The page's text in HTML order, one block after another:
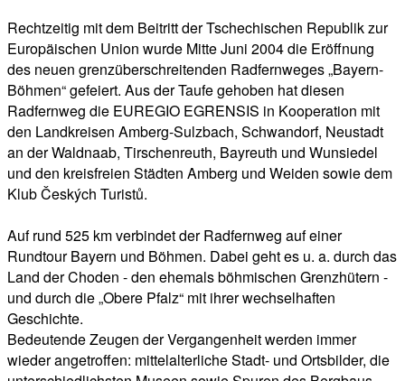
Rechtzeitig mit dem Beitritt der Tschechischen Republik zur
Europäischen Union wurde Mitte Juni 2004 die Eröffnung
des neuen grenzüberschreitenden Radfernweges „Bayern-
Böhmen“ gefeiert. Aus der Taufe gehoben hat diesen
Radfernweg die EUREGIO EGRENSIS in Kooperation mit
den Landkreisen Amberg-Sulzbach, Schwandorf, Neustadt
an der Waldnaab, Tirschenreuth, Bayreuth und Wunsiedel
und den kreisfreien Städten Amberg und Weiden sowie dem
Klub Českých Turistů.
Auf rund 525 km verbindet der Radfernweg auf einer
Rundtour Bayern und Böhmen. Dabei geht es u. a. durch das
Land der Choden - den ehemals böhmischen Grenzhütern -
und durch die „Obere Pfalz“ mit ihrer wechselhaften
Geschichte.
Bedeutende Zeugen der Vergangenheit werden immer
wieder angetroffen: mittelalterliche Stadt- und Ortsbilder, die